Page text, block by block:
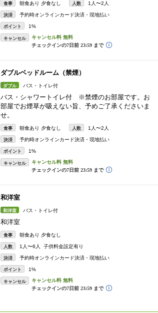
食事 朝食あり 夕食なし 人数 1人〜2人
決済 予約時オンラインカード決済・現地払い
ポイント 1%
キャンセル
ダブルベッドルーム（禁煙）
ダブル バス・トイレ付
バス・シャワートイレ付 ※禁煙のお部屋です。お
部屋でお煙草が吸えない旨、予めご了承くださいま
せ。
食事 朝食あり 夕食なし 人数 1人〜2人
決済 予約時オンラインカード決済・現地払い
ポイント 1%
キャンセル
和洋室
和洋室 バス・トイレ付
和洋室
食事 朝食あり 夕食なし
人数 1人〜6人 子供料金設定有り
決済 予約時オンラインカード決済・現地払い
ポイント 1%
キャンセル